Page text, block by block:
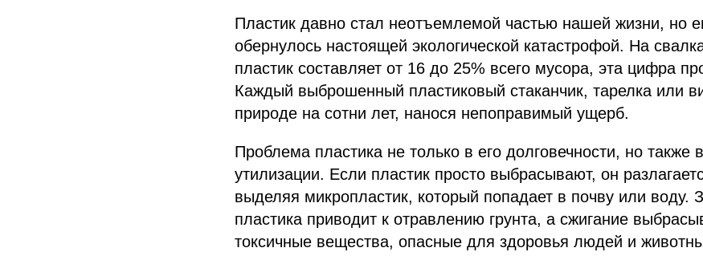
Пластик давно стал неотъемлемой частью нашей жизни, но
обернулось настоящей экологической катастрофой. На
пластик составляет от 16 до 25% всего мусора, эта цифра
Каждый выброшенный пластиковый стаканчик, тарелка или
природе на сотни лет, нанося непоправимый ущерб.
Проблема пластика не только в его долговечности, но также
утилизации. Если пластик просто выбрасывают, он
выделяя микропластик, который попадает в почву или воду.
пластика приводит к отравлению грунта, а сжигание
токсичные вещества, опасные для здоровья людей и